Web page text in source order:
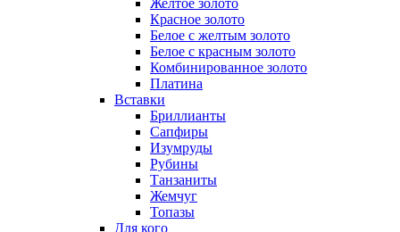
Желтое золото
Красное золото
Белое с желтым золото
Белое с красным золото
Комбинированное золото
Платина
Вставки
Бриллианты
Сапфиры
Изумруды
Рубины
Танзаниты
Жемчуг
Топазы
Для кого